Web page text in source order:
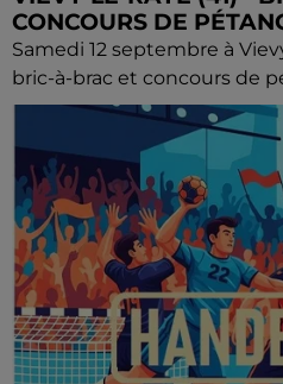
CONCOURS DE
Samedi 12 septembre à
bric-à-brac et concours de